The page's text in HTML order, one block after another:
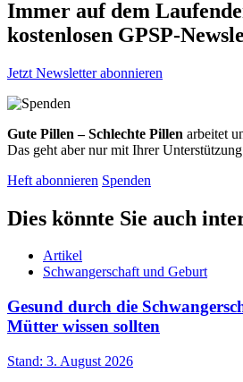
Immer auf dem
kostenlosen GPSP-
Jetzt Newsletter abonnieren
Gute Pillen – Schlechte Pillen arbeitet
Das geht aber nur mit Ihrer
Heft abonnieren Spenden
Dies könnte Sie auch
Artikel
Schwangerschaft und Geburt
Gesund durch die
Mütter wissen sollten
Stand: 3. August 2026